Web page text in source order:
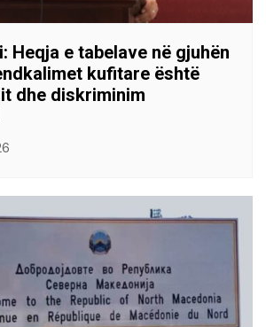
Heqja e tabelave në gjuhën
kufitare është
dhe diskriminim